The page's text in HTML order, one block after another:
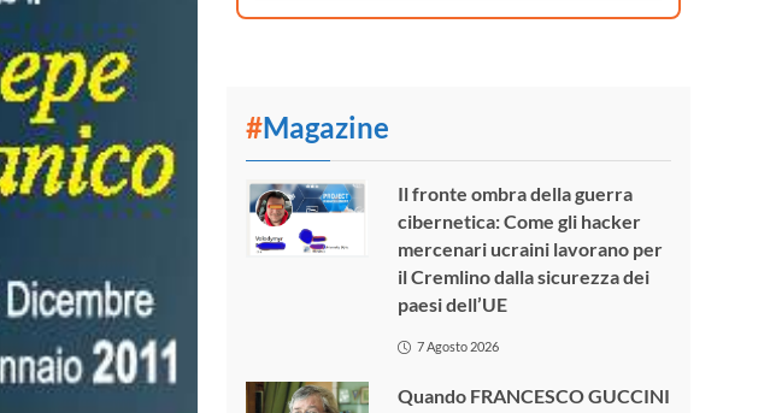
#Magazine
Il fronte ombra della guerra
cibernetica: Come gli hacker
mercenari ucraini lavorano per
il Cremlino dalla sicurezza dei
paesi dell’UE
7 Agosto 2026
Quando FRANCESCO GUCCINI